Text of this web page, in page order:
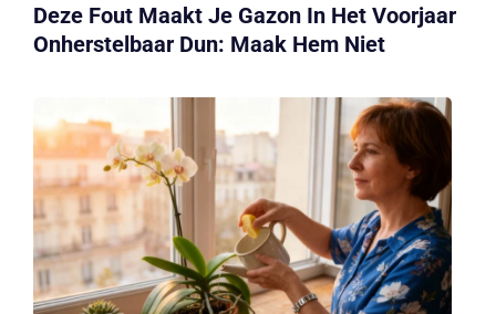
Deze Fout Maakt Je Gazon In Het Voorjaar
Onherstelbaar Dun: Maak Hem Niet